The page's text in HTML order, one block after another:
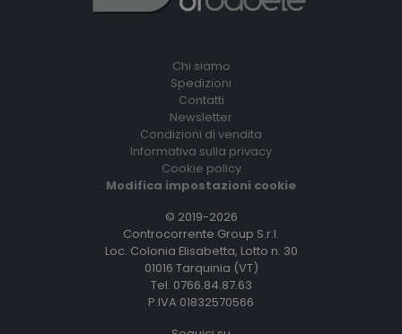
Chi siamo
Spedizioni
Contatti
Newsletter
Condizioni di vendita
Informativa sulla privacy
Cookie policy
Modifica impostazioni cookie
© 2019-2026
Controcorrente Group S.r.l.
Loc. Colonia Elisabetta, Lotto n. 30
01016 Tarquinia (VT)
Tel. 0766.84.87.63
P.IVA 01832570566